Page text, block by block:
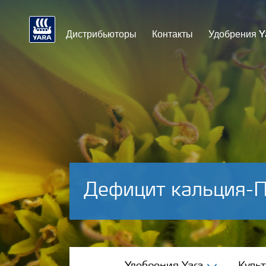
Дистрибьюторы Контакты Удобрения
Дефицит кальция-
Удобрения Yara